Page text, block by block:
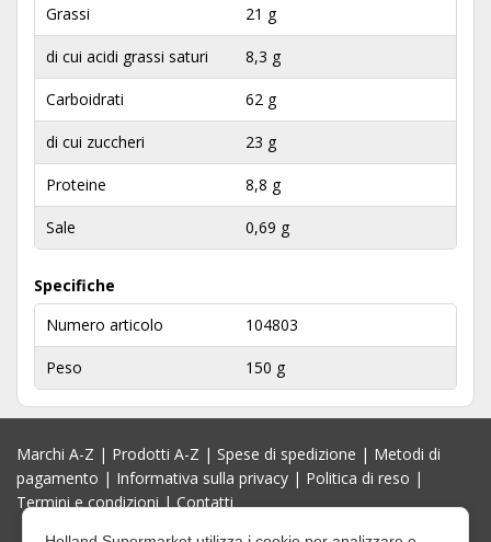
Grassi 21 g
di cui acidi grassi saturi 8,3 g
Carboidrati 62 g
di cui zuccheri 23 g
Proteine 8,8 g
Sale 0,69 g
Specifiche
Numero articolo
104803
Peso 150 g
Marchi A-Z | Prodotti A-Z | Spese di spedizione | Metodi di
pagamento | Informativa sulla privacy | Politica di reso |
Termini e condizioni|Contatti